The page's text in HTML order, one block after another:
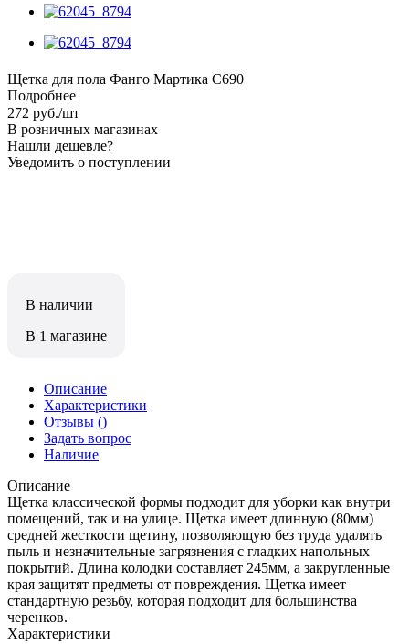
Щетка для пола Фанго Мартика С690
Подробнее
272 руб./шт
В розничных магазинах
Нашли дешевле?
Уведомить о поступлении
В наличии
В 1 магазине
Описание
Характеристики
Отзывы ()
Задать вопрос
Наличие
Описание
Щетка классической формы подходит для уборки как внутри
помещений, так и на улице. Щетка имеет длинную (80мм)
средней жесткости щетину, позволяющую без труда удалять
пыль и незначительные загрязнения с гладких напольных
покрытий. Длина колодки составляет 245мм, а закругленные
края защитят предметы от повреждения. Щетка имеет
стандартную резьбу, которая подходит для большинства
черенков.
Характеристики